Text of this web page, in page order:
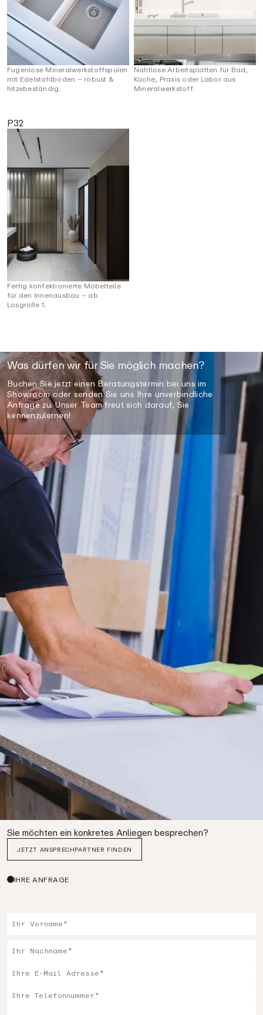
Fugenlose Mineralwerkstoffspülen
mit Edelstahlboden – robust &
hitzebeständig.
Nahtlose Arbeitsplatten für Bad,
Küche, Praxis oder Labor aus
Mineralwerkstoff.
P32
Fertig konfektionierte Möbelteile
für den Innenausbau – ab
Losgröße 1.
Was dürfen wir für Sie möglich machen?
Buchen Sie jetzt einen Beratungstermin bei uns im
Showroom oder senden Sie uns Ihre unverbindliche
Anfrage zu. Unser Team freut sich darauf, Sie
kennenzulernen!
Sie möchten ein konkretes Anliegen besprechen?
JETZT ANSPRECHPARTNER FINDEN
IHRE ANFRAGE